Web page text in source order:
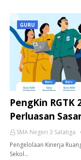
GURU
PengKin RGTK
Perluasan
SMA Negeri 3 Salatiga
Pengelolaan Kinerja
Sekol…